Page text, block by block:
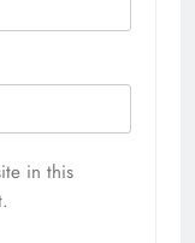
in this